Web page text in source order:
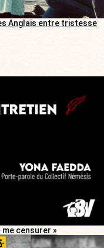
Anglais entre tristesse
me censurer »